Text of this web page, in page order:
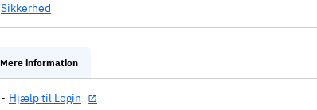
Sikkerhed
Mere information
Hjælp til Login